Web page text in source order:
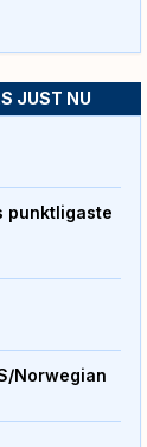
JUST NU
punktligaste
Norwegian